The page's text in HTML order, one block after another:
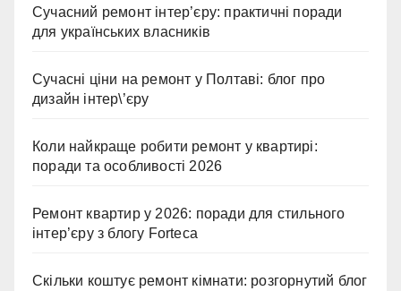
Сучасний ремонт інтер’єру: практичні поради
для українських власників
Сучасні ціни на ремонт у Полтаві: блог про
дизайн інтер\’єру
Коли найкраще робити ремонт у квартирі:
поради та особливості 2026
Ремонт квартир у 2026: поради для стильного
інтер’єру з блогу Forteca
Скільки коштує ремонт кімнати: розгорнутий блог